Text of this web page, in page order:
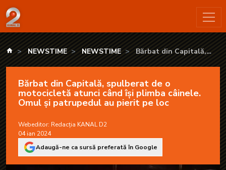
Bărbat din Capitală, spulberat de o motocicletă atunci când
kanald.ro
NEWSTIME NEWSTIME
Bărbat din Capitală,
câinele. Omul și
patrupedul au pierit pe loc
Bărbat din Capitală, spulberat de o
motocicletă atunci când își plimba câinele.
Omul și patrupedul au pierit pe loc
Webeditor: Redacția KANAL D2
04 ian 2024
Adaugă-ne ca sursă preferată în Google